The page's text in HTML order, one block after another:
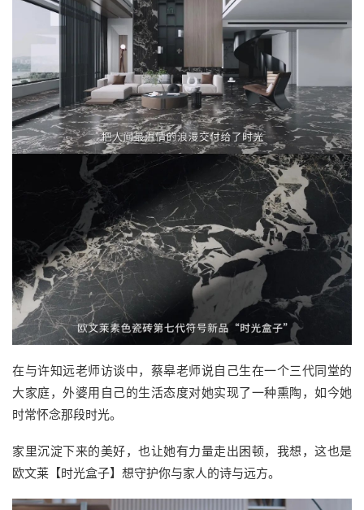
在与许知远老师访谈中，蔡皋老师说自己生在一个三代同堂的
大家庭，外婆用自己的生活态度对她实现了一种熏陶，如今她
时常怀念那段时光。
家里沉淀下来的美好，也让她有力量走出困顿，我想，这也是
欧文莱【时光盒子】想守护你与家人的诗与远方。